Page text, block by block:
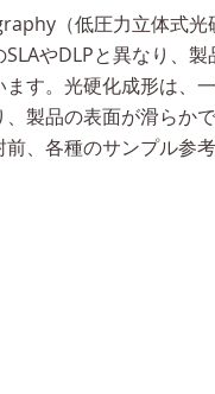
（低圧力立体式光
やDLPと異なり、製
す。光硬化成形は、
製品の表面が滑らか
、各種のサンプル参